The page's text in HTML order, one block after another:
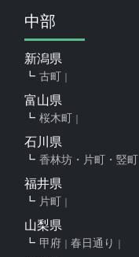
中部
新潟県
古町
富山県
桜木町
石川県
香林坊・片町・竪町
福井県
片町
山梨県
甲府 春日通り